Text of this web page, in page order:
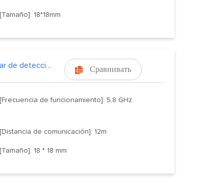
[Tamaño]: 18*18mm
 Сравнивать
Módulo de radar de detección de movimiento de 5.8GHZ
[Frecuencia de funcionamiento]: 5,8 GHz
[Distancia de comunicación]: 12m
[Tamaño]: 18 * 18 mm